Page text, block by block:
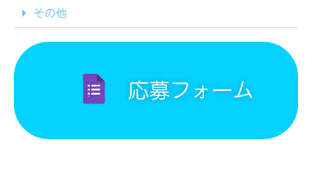
その他
応募フォーム